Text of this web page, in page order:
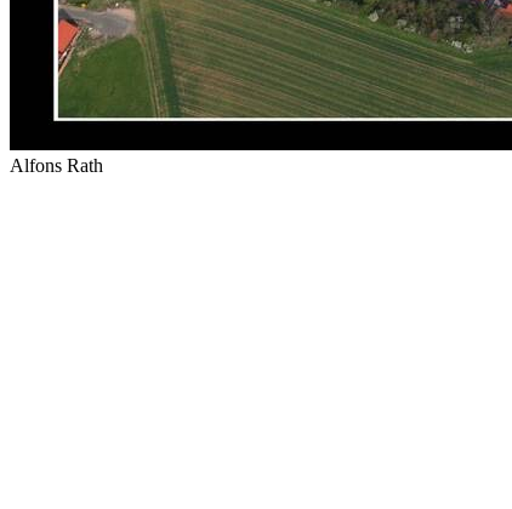
Alfons Rath